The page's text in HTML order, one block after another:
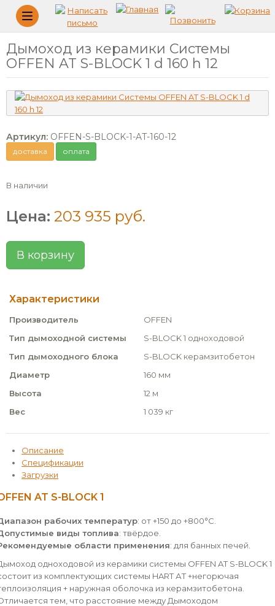
Меню
Дымоход из керамики Системы
OFFEN AT S-BLOCK 1 d 160 h 12
Артикул: OFFEN-S-BLOCK-1-AT-160-12
доставка оплата
В наличии
Цена: 203 935 руб.
В корзину
Характеристики
Производитель
OFFEN
Тип дымоходной системы
S-BLOCK 1 одноходовой
Тип дымоходного блока
S-BLOCK керамзитобетон
Диаметр
160 мм
Высота
12 м
Вес
1 039 кг
Описание
Спецификации
Загрузки
AT S-BLOCK 1
рабочих температур: от +150 до +800°С.
виды топлива: твёрдое.
области применения: для банных печей.
одноходовой из керамики системы OFFEN AT S-BLOCK 1
из комплектующих системы HART АТ +негорючая
+ наружная оболочка из керамзитобетона.
тем, что расстояние между Дымоходом